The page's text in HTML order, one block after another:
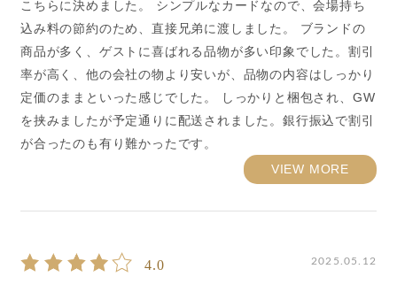
こちらに決めました。 シンプルなカードなので、会場持ち
込み料の節約のため、直接兄弟に渡しました。 ブランドの
商品が多く、ゲストに喜ばれる品物が多い印象でした。割引
率が高く、他の会社の物より安いが、品物の内容はしっかり
定価のままといった感じでした。 しっかりと梱包され、GW
を挟みましたが予定通りに配送されました。銀行振込で割引
が合ったのも有り難かったです。
VIEW MORE
4.0 2025.05.12